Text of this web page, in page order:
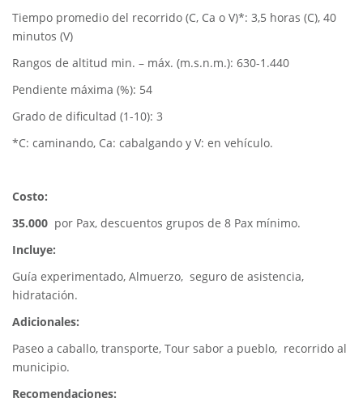
Tiempo promedio del recorrido (C, Ca o V)*: 3,5 horas (C), 40
minutos (V)
Rangos de altitud min. – máx. (m.s.n.m.): 630-1.440
Pendiente máxima (%): 54
Grado de dificultad (1-10): 3
*C: caminando, Ca: cabalgando y V: en vehículo.
Costo:
35.000 por Pax, descuentos grupos de 8 Pax mínimo.
Incluye:
Guía experimentado, Almuerzo, seguro de asistencia,
hidratación.
Adicionales:
Paseo a caballo, transporte, Tour sabor a pueblo, recorrido al
municipio.
Recomendaciones: